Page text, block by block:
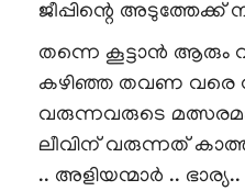
ജീപ്പിന്റെ അടുത്തേക്ക്
തന്നെ കൂട്ടാൻ ആരും
കഴിഞ്ഞ തവണ വരെ
വരുന്നവരുടെ
ലീവിന് വരുന്നത്
.. അളിയന്മാർ ..